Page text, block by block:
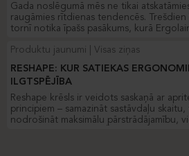
Gada noslēgumā mēs ne tikai
raugāmies rītdienas tendencēs. Trešdien
tornī notika īpašs pasākums, kurā
tika atklāta jaunākā biroju krāsu un
Produktu jaunumi
Visas ziņas
RESHAPE: KUR SATIEKAS
ILGTSPĒJĪBA
Reshape krēsls ir veidots saskaņā ar
principiem – samazināt sastāvdaļu
nodrošināt maksimālu pārstrādājamību,